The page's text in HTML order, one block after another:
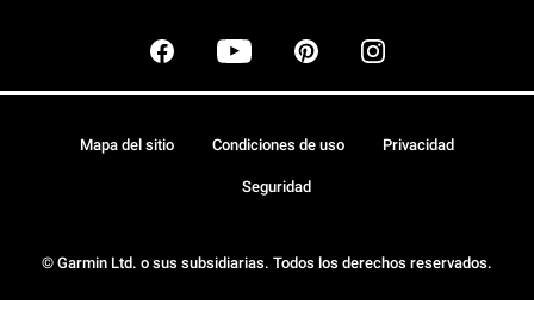
© Garmin Ltd. o sus subsidiarias. Todos los derechos reservados.
Mapa del sitio Condiciones de uso Privacidad
Seguridad